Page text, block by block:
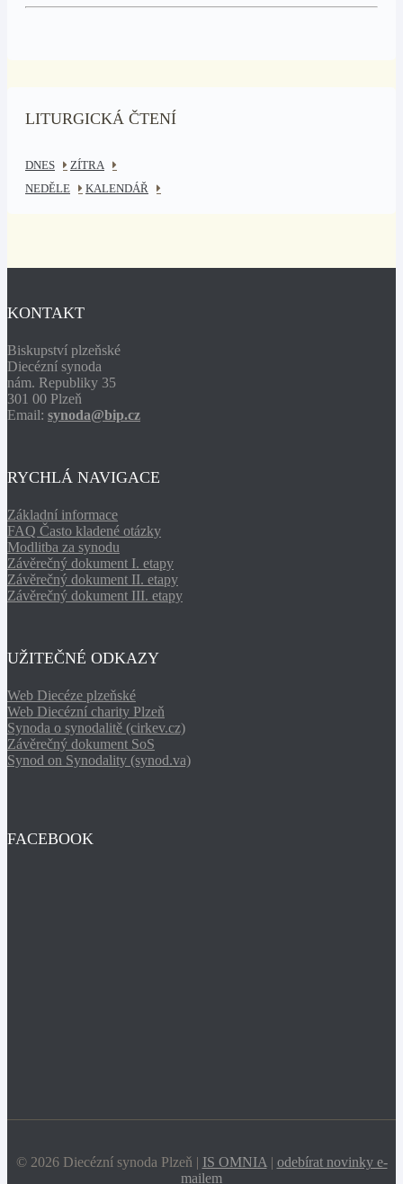
LITURGICKÁ ČTENÍ
DNES
ZÍTRA
NEDĚLE
KALENDÁŘ
KONTAKT
Biskupství plzeňské
Diecézní synoda
nám. Republiky 35
301 00 Plzeň
Email: synoda@bip.cz
RYCHLÁ NAVIGACE
Základní informace
FAQ Často kladené otázky
Modlitba za synodu
Závěrečný dokument I. etapy
Závěrečný dokument II. etapy
Závěrečný dokument III. etapy
UŽITEČNÉ ODKAZY
Web Diecéze plzeňské
Web Diecézní charity Plzeň
Synoda o synodalitě (cirkev.cz)
Závěrečný dokument SoS
Synod on Synodality (synod.va)
FACEBOOK
© 2026 Diecézní synoda Plzeň | IS OMNIA | odebírat novinky e-
mailem